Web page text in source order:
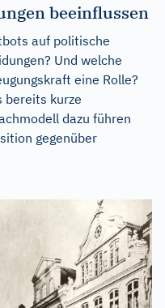
beeinflussen
auf politische
Und welche
eine Rolle?
bereits kurze
dazu führen
gegenüber